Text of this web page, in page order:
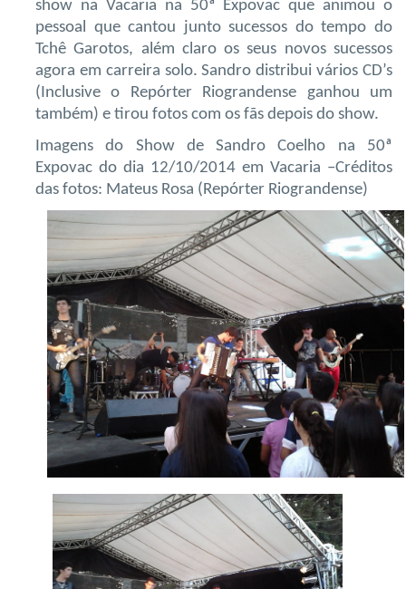
show na Vacaria na 50ª Expovac que animou o
pessoal que cantou junto sucessos do tempo do
Tchê Garotos, além claro os seus novos sucessos
agora em carreira solo. Sandro distribui vários CD’s
(Inclusive o Repórter Riograndense ganhou um
também) e tirou fotos com os fãs depois do show.
Imagens do Show de Sandro Coelho na 50ª
Expovac do dia 12/10/2014 em Vacaria –Créditos
das fotos: Mateus Rosa (Repórter Riograndense)